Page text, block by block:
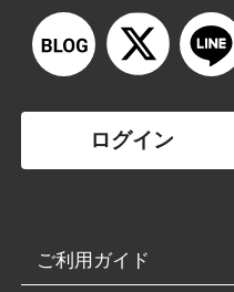
ログイン
ご利用ガイド